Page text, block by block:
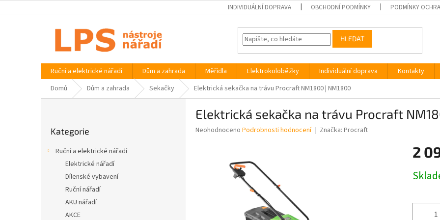
na
INDIVIDUÁLNÍ DOPRAVA OBCHODNÍ PODMÍNKY PODMÍNKY
HLEDAT
Ruční a elektrické nářadí Dům a zahrada Měřidla Elektrokoloběžky Individuální doprava Kontakty
Domů
Dům a zahrada Sekačky Elektrická sekačka na trávu Procraft NM1800 | NM1800
kategorie
Kategorie
Ruční a elektrické nářadí
Elektrické nářadí
Dílenské vybavení
Ruční nářadí
AKU nářadí
AKCE
Elektrická sekačka na trávu Procraft
Průměrné
Neohodnoceno Podrobnosti hodnocení Značka: Procraft
2
cena: